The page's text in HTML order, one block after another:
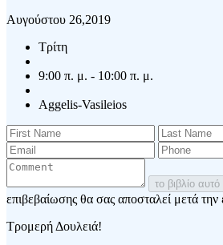
Αυγούστου 26,2019
Τρίτη
9:00 π. μ. - 10:00 π. μ.
Aggelis-Vasileios
το βιβλίο αυτό
επιβεβαίωσης θα σας αποσταλεί μετά την
Τρομερή Δουλειά!